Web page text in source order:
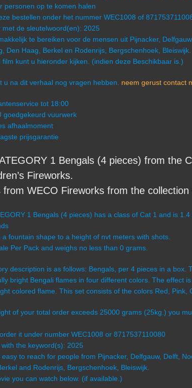
personen op te komen halen
bestellen onder het nummer WEC1008 of
met de sleutelwoord(en): 2025
te bereiken voor de mensen uit Pijnacker,
Den Haag, Berkel en Rodenrijs, Bergschenhoek, Bleiswijk.
film kunt u hieronder kijken. (indien deze Beschikbaar is.)
u na dit verhaal nog vragen hebben. neem gerust contact
tot 18:00
goedgekeurd vuurwerk
afhaalmoment
prijsgarantie
1 Bengals (4 pieces) from the
Fireworks.
from WECO Fireworks from the collection
1 Bengals (4 pieces) has a class of Cat 1 and is
a fountain shape to a height of nvt meters with shots.
Per Pack and weighs no less than 0 grams.
description is as follows: Bengals, per 4 pieces in a box.
bright Bengali flames in four different colors. The effect
colored flame. This set consists of the colors Red, Pink,
of your total order exceeds 25000 grams (25kg.) you
it under number WEC1008 or 8717537110080
the keyword(s): 2025
easy to reach for people from Pijnacker, Delfgauw, Delft,
and Rodenrijs, Bergschenhoek, Bleiswijk.
you can watch below. (if available.)